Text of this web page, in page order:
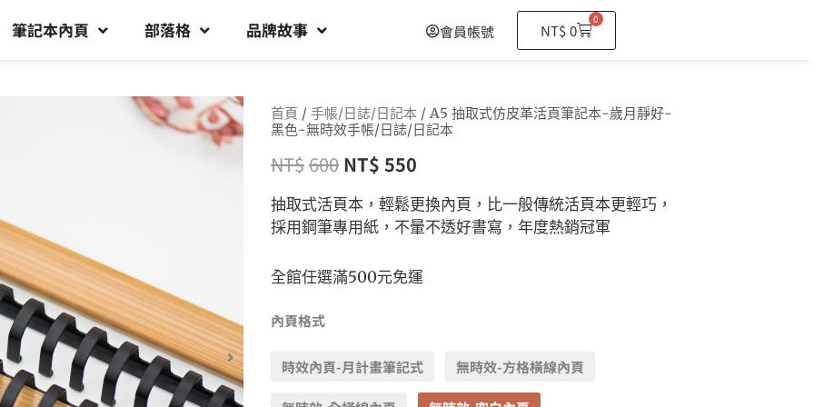
筆記本內頁 部落格 品牌故事 會員帳號 NT$0
0
購
物
首頁 / 手帳/日誌/日記本 / A5 抽取式仿皮革活頁筆記本-歲月靜好-
黑色-無時效手帳/日誌/日記本
NT$600 NT$ 550
抽取式活頁本，輕鬆更換內頁，比一般傳統活頁本更輕巧，
採用鋼筆專用紙，不暈不透好書寫，年度熱銷冠軍
全館任選滿500元免運
內頁格式
時效內頁-月計畫筆記式 無時效-方格橫線內頁